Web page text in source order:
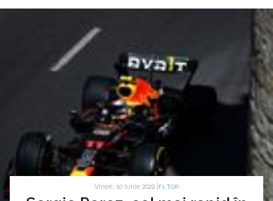
Vineri, 10 Iunie 2022 | F1 TOP